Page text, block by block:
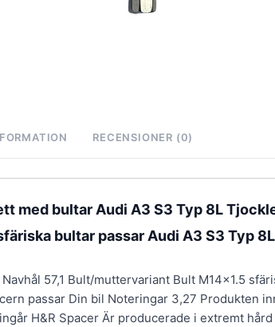
RECENSIONER (0)
med bultar Audi A3 S3 Typ 8L
bultar passar Audi A3 S3 Typ
57,1 Bult/muttervariant Bult M14x1.5
passar Din bil Noteringar 3,27 Produkten
H&R Spacer Är producerade i extremt